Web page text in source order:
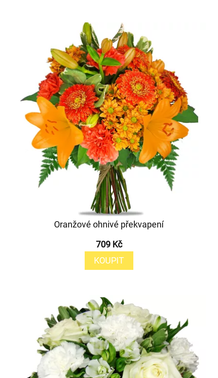
Oranžové ohnivé překvapení
709 Kč
KOUPIT